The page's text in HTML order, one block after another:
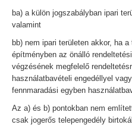
ba) a külön jogszabályban ipari
valamint
bb) nem ipari területen akkor, ha
építményben az önálló
végzésének megfelelő
használatbavételi engedéllyel
fennmaradási egyben
Az a) és b) pontokban nem
csak jogerős telepengedély